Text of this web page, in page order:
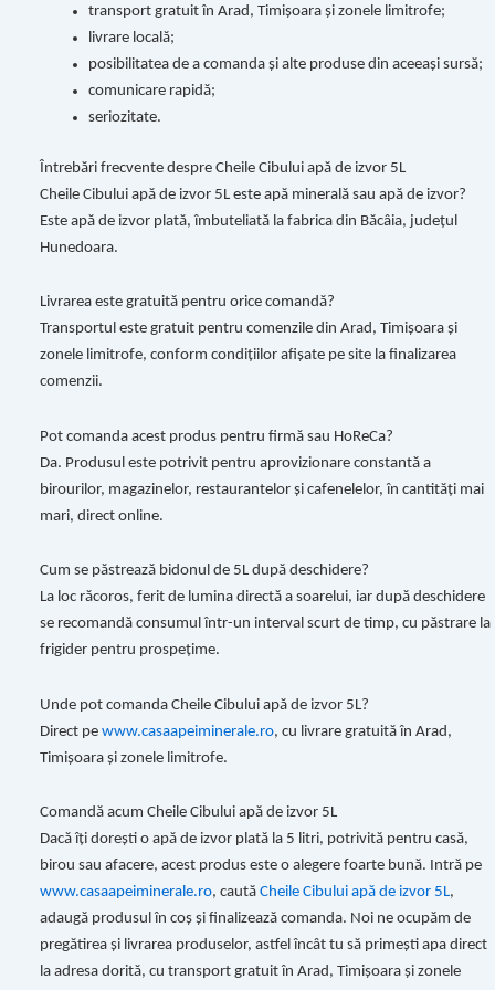
transport gratuit în Arad, Timișoara și zonele limitrofe;
livrare locală;
posibilitatea de a comanda și alte produse din aceeași sursă;
comunicare rapidă;
seriozitate.
Întrebări frecvente despre Cheile Cibului apă de izvor 5L
Cheile Cibului apă de izvor 5L este apă minerală sau apă de izvor?
Este apă de izvor plată, îmbuteliată la fabrica din Băcâia, județul
Hunedoara.
Livrarea este gratuită pentru orice comandă?
Transportul este gratuit pentru comenzile din Arad, Timișoara și
zonele limitrofe, conform condițiilor afișate pe site la finalizarea
comenzii.
Pot comanda acest produs pentru firmă sau HoReCa?
Da. Produsul este potrivit pentru aprovizionare constantă a
birourilor, magazinelor, restaurantelor și cafenelelor, în cantități mai
mari, direct online.
Cum se păstrează bidonul de 5L după deschidere?
La loc răcoros, ferit de lumina directă a soarelui, iar după deschidere
se recomandă consumul într-un interval scurt de timp, cu păstrare la
frigider pentru prospețime.
Unde pot comanda Cheile Cibului apă de izvor 5L?
Direct pe www.casaapeiminerale.ro, cu livrare gratuită în Arad,
Timișoara și zonele limitrofe.
Comandă acum Cheile Cibului apă de izvor 5L
Dacă îți dorești o apă de izvor plată la 5 litri, potrivită pentru casă,
birou sau afacere, acest produs este o alegere foarte bună. Intră pe
www.casaapeiminerale.ro, caută Cheile Cibului apă de izvor 5L,
adaugă produsul în coș și finalizează comanda. Noi ne ocupăm de
pregătirea și livrarea produselor, astfel încât tu să primești apa direct
la adresa dorită, cu transport gratuit în Arad, Timișoara și zonele